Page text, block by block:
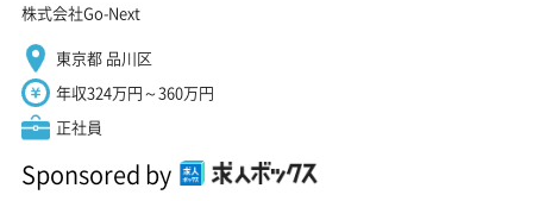
株式会社Go-Next
東京都 品川区
年収324万円～360万円
正社員
Sponsored by